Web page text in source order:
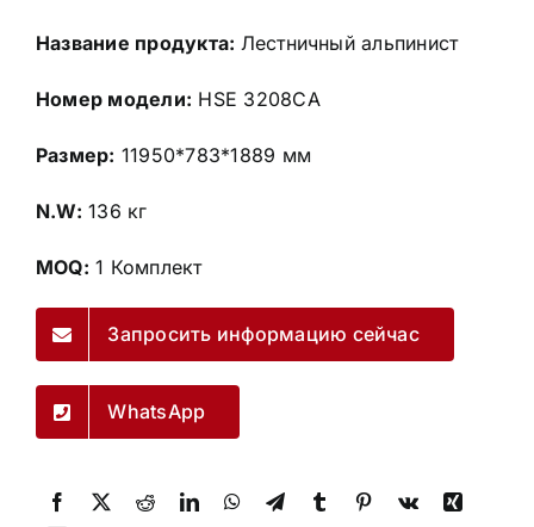
Название продукта: Лестничный альпинист
Номер модели: HSE 3208CA
Размер: 11950*783*1889 мм
N.W: 136 кг
MOQ: 1 Комплект
Запросить информацию сейчас
WhatsApp